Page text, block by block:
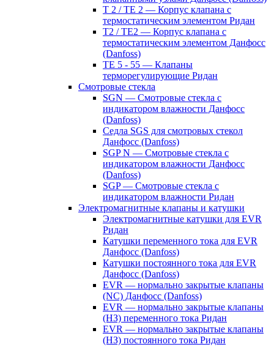
T 2 / TE 2 — Корпус клапана с
термостатическим элементом Ридан
T2 / TE2 — Корпус клапана с
термостатическим элементом Данфосс
(Danfoss)
TE 5 - 55 — Клапаны
терморегулирующие Ридан
Смотровые стекла
SGN — Смотровые стекла с
индикатором влажности Данфосс
(Danfoss)
Седла SGS для смотровых стекол
Данфосс (Danfoss)
SGP N — Смотровые стекла с
индикатором влажности Данфосс
(Danfoss)
SGP — Смотровые стекла с
индикатором влажности Ридан
Электромагнитные клапаны и катушки
Электромагнитные катушки для EVR
Ридан
Катушки переменного тока для EVR
Данфосс (Danfoss)
Катушки постоянного тока для EVR
Данфосс (Danfoss)
EVR — нормально закрытые клапаны
(NC) Данфосс (Danfoss)
EVR — нормально закрытые клапаны
(НЗ) переменного тока Ридан
EVR — нормально закрытые клапаны
(НЗ) постоянного тока Ридан